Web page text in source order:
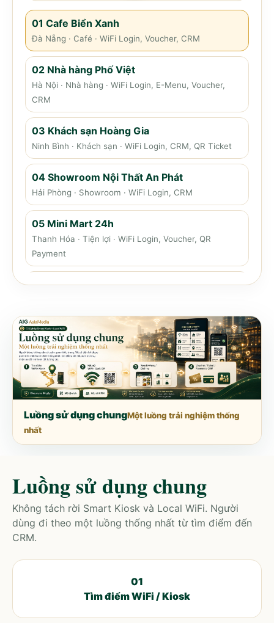
01 Cafe Biển Xanh
Đà Nẵng · Café · WiFi Login, Voucher, CRM
02 Nhà hàng Phố Việt
Hà Nội · Nhà hàng · WiFi Login, E-Menu, Voucher,
CRM
03 Khách sạn Hoàng Gia
Ninh Bình · Khách sạn · WiFi Login, CRM, QR Ticket
04 Showroom Nội Thất An Phát
Hải Phòng · Showroom · WiFi Login, CRM
05 Mini Mart 24h
Thanh Hóa · Tiện lợi · WiFi Login, Voucher, QR
Payment
06 Khu du lịch Sông Hàn
Voucher
07 Spa Sen Vàng
Nha Trang · Spa · WiFi Login, Voucher, CRM
08 Trung tâm Sự kiện Ánh Dương
CRM
10 Khu vui chơi Happy Kids
Phú Quốc · Vui chơi · WiFi Login, Voucher, QR Ticket
Luồng sử dụng chungMột luồng trải nghiệm thống
nhất
Luồng sử dụng chung
Không tách rời Smart Kiosk và Local WiFi. Người
dùng đi theo một luồng thống nhất từ tìm điểm đến
CRM.
01
Tìm điểm WiFi / Kiosk